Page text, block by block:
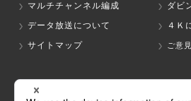
マルチチャンネル編成
ダビ
データ放送について
４Ｋ
サイトマップ
ご意
グループ会社